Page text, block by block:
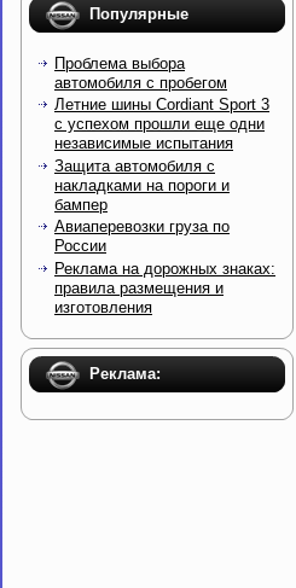
Популярные
Проблема выбора
автомобиля с пробегом
Летние шины Cordiant Sport 3
с успехом прошли еще одни
независимые испытания
Защита автомобиля с
накладками на пороги и
бампер
Авиаперевозки груза по
России
Реклама на дорожных знаках:
правила размещения и
изготовления
Реклама: